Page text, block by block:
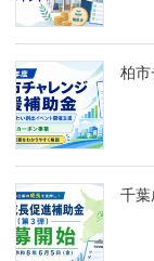
柏市
千葉